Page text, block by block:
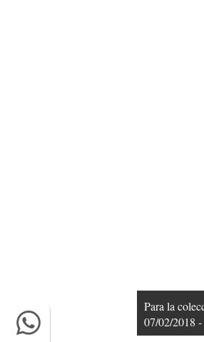
Para la
07/02/2018